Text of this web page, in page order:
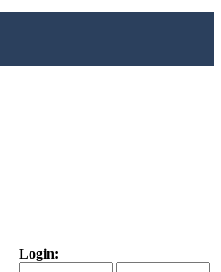
Login: